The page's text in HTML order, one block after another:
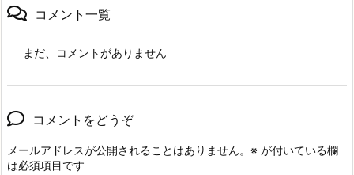
コメント一覧
まだ、コメントがありません
コメントをどうぞ
メールアドレスが公開されることはありません。 ※ が付いている欄
は必須項目です